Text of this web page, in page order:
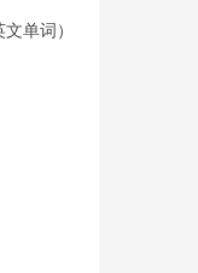
单词）